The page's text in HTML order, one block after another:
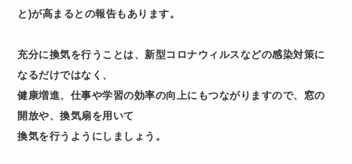
と)が高まるとの報告もあります。
充分に換気を行うことは、新型コロナウィルスなどの感染対策に
なるだけではなく、
健康増進、仕事や学習の効率の向上にもつながりますので、窓の
開放や、換気扇を用いて
換気を行うようにしましょう。